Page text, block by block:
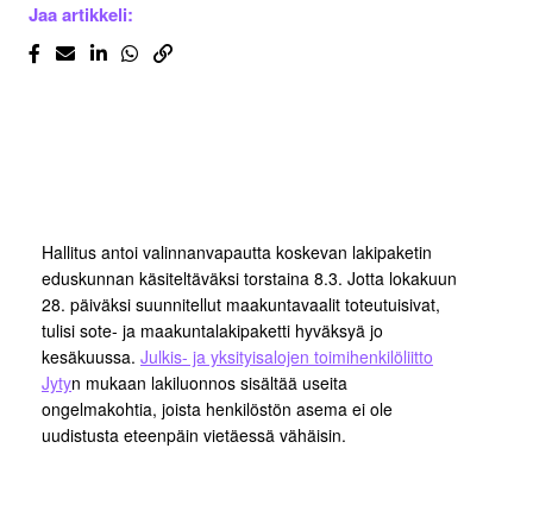
Jaa artikkeli:
Hallitus antoi valinnanvapautta koskevan lakipaketin
eduskunnan käsiteltäväksi torstaina 8.3. Jotta lokakuun
28. päiväksi suunnitellut maakuntavaalit toteutuisivat,
tulisi sote- ja maakuntalakipaketti hyväksyä jo
kesäkuussa. Julkis- ja yksityisalojen toimihenkilöliitto
Jytyn mukaan lakiluonnos sisältää useita
ongelmakohtia, joista henkilöstön asema ei ole
uudistusta eteenpäin vietäessä vähäisin.